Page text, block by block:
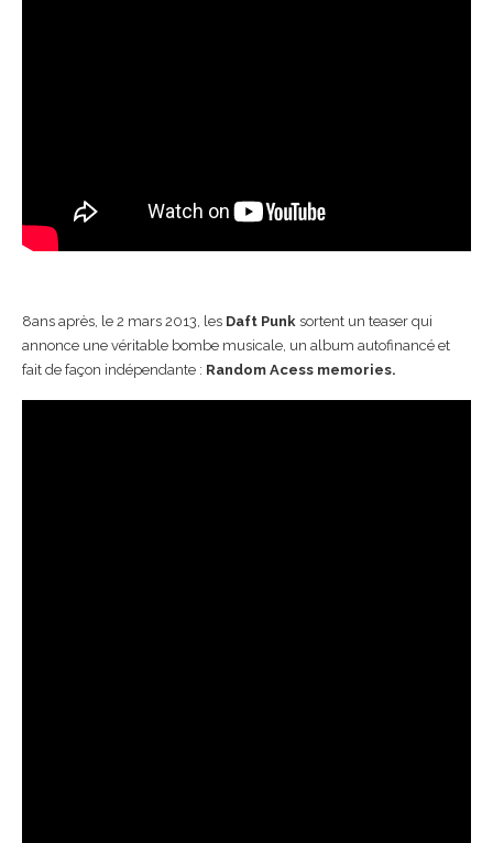
8ans après, le 2 mars 2013, les Daft Punk sortent un teaser qui
annonce une véritable bombe musicale, un album autofinancé et
fait de façon indépendante : Random Acess memories.